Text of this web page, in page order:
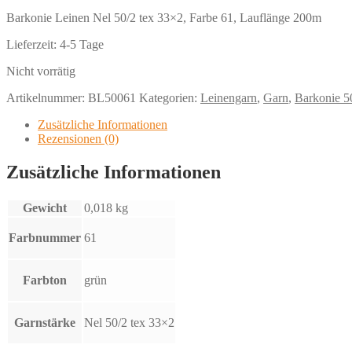
Barkonie Leinen Nel 50/2 tex 33×2, Farbe 61, Lauflänge 200m
Lieferzeit: 4-5 Tage
Nicht vorrätig
Artikelnummer: BL50061 Kategorien: Leinengarn, Garn, Barkonie
Zusätzliche Informationen
Rezensionen (0)
Zusätzliche Informationen
Gewicht 0,018 kg
Farbnummer 61
Farbton grün
Garnstärke Nel 50/2 tex 33×2